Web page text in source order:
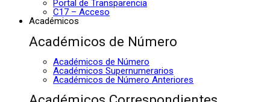
Portal de Transparencia
C17 – Acceso
Académicos
Académicos de Número
Académicos de Número
Académicos Supernumerarios
Académicos de Número Anteriores